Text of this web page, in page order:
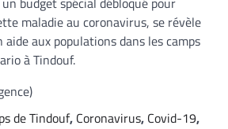
maladie au coronavirus, se révèle
aide aux populations dans les camps
à Tindouf.
de Tindouf, Coronavirus, Covid-19,